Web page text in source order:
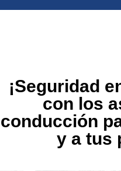
¡Seguridad
con los
conducción
y a tus